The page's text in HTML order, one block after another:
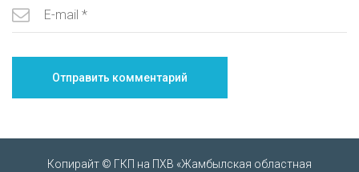
Копирайт © ГКП на ПХВ «Жамбылская областная